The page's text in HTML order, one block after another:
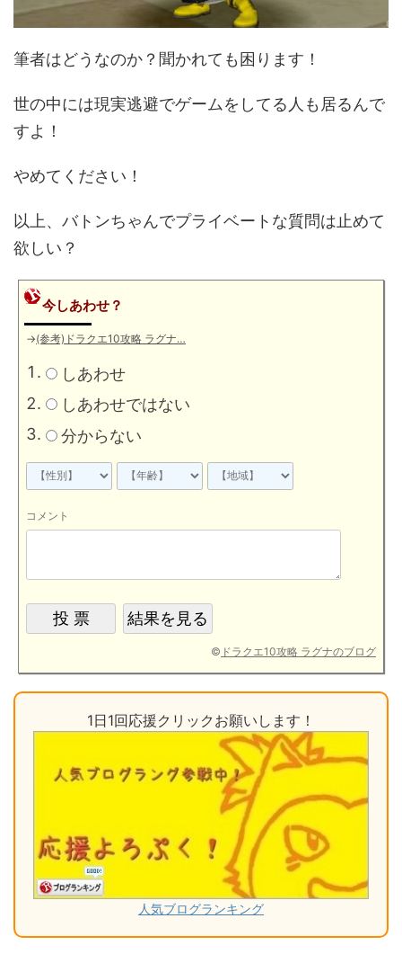
筆者はどうなのか？聞かれても困ります！
世の中には現実逃避でゲームをしてる人も居るんで
すよ！
やめてください！
以上、バトンちゃんでプライベートな質問は止めて
欲しい？
今しあわせ？
→(参考)ドラクエ10攻略 ラグナ…
しあわせ
しあわせではない
分からない
コメント
© ドラクエ10攻略 ラグナのブログ
1日1回応援クリックお願いします！
人気ブログランキング